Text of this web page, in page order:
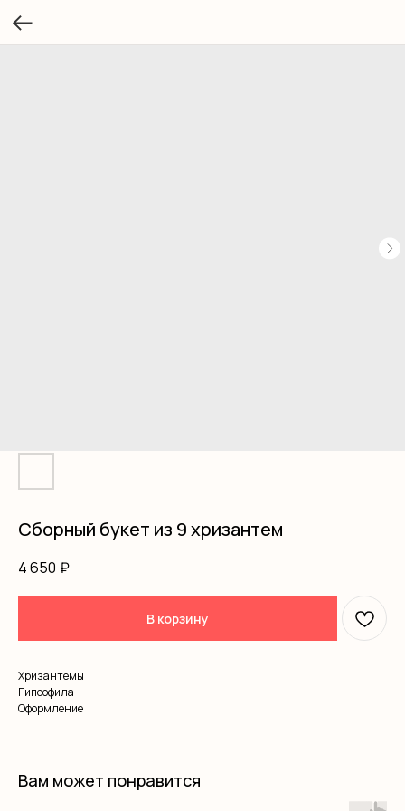
Сборный букет из 9 хризантем
4 650 ₽
В корзину
Хризантемы
Гипсофила
Оформление
Вам может понравится